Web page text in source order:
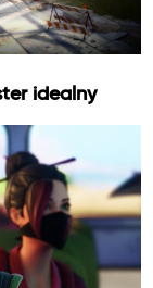
idealny